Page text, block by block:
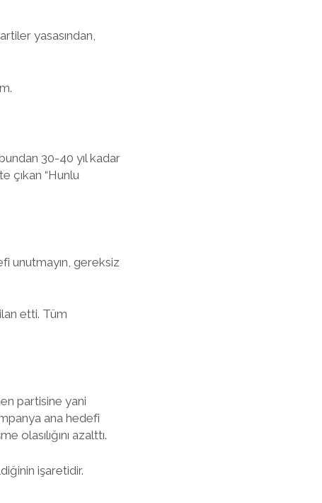
yasasından,
30-40 yıl kadar
çıkan “Hunlu
unutmayın, gereksiz
etti. Tüm
partisine yani
ana hedefi
olasılığını azalttı.
işaretidir.